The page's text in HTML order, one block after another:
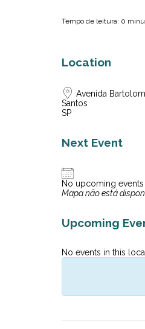
Tempo de leitura: 0
Location
Avenida
Santos
SP
Next Event
No upcoming events
Mapa não está
Upcoming
No events in this